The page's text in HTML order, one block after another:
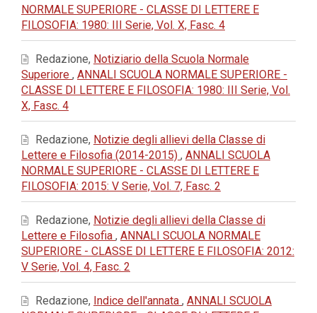
NORMALE SUPERIORE - CLASSE DI LETTERE E
FILOSOFIA: 1980: III Serie, Vol. X, Fasc. 4
Redazione, Notiziario della Scuola Normale
Superiore , ANNALI SCUOLA NORMALE SUPERIORE -
CLASSE DI LETTERE E FILOSOFIA: 1980: III Serie, Vol.
X, Fasc. 4
Redazione, Notizie degli allievi della Classe di
Lettere e Filosofia (2014-2015) , ANNALI SCUOLA
NORMALE SUPERIORE - CLASSE DI LETTERE E
FILOSOFIA: 2015: V Serie, Vol. 7, Fasc. 2
Redazione, Notizie degli allievi della Classe di
Lettere e Filosofia , ANNALI SCUOLA NORMALE
SUPERIORE - CLASSE DI LETTERE E FILOSOFIA: 2012:
V Serie, Vol. 4, Fasc. 2
Redazione, Indice dell'annata , ANNALI SCUOLA